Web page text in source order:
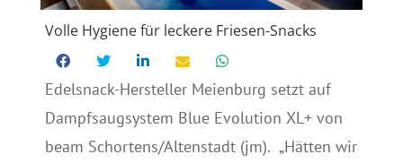
Volle Hygiene für leckere Friesen-Snacks
Edelsnack-Hersteller Meienburg setzt auf
Dampfsaugsystem Blue Evolution XL+ von
beam Schortens/Altenstadt (jm). „Hätten wir